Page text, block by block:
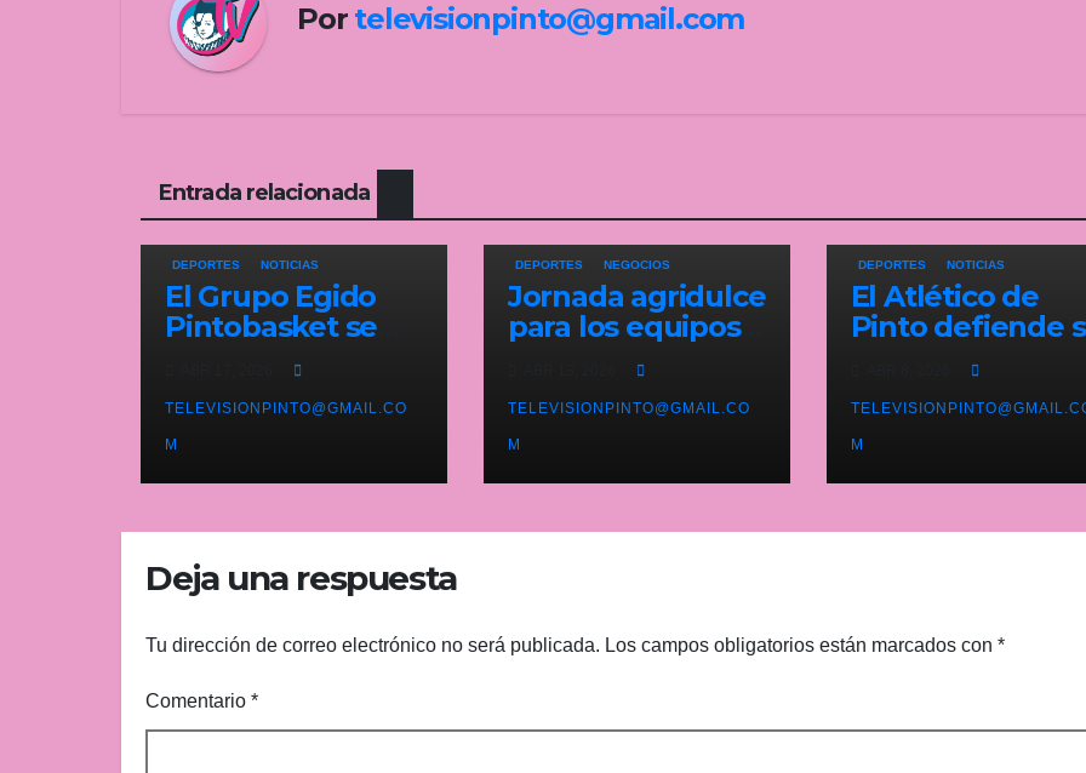
Por televisionpinto@gmail.com
Entrada relacionada
DEPORTES NOTICIAS
El Grupo Egido
Pintobasket se
permanencia
este sábado en el
Príncipes de
Asturias
TELEVISIONPINTO@GMAIL.CO
M
DEPORTES NEGOCIOS
Jornada agridulce
para los equipos
pinteños en
Preferente con el
liderato del
Atlético de Pinto
bajo amenaza
TELEVISIONPINTO@GMAIL.CO
M
DEPORTES NOTICIAS
El Atlético de
Pinto defiende su
liderato este
domingo ante el
Carabanchel
M
Deja una respuesta
Tu dirección de correo electrónico no será publicada. Los campos obligatorios están marcados con *
Comentario *